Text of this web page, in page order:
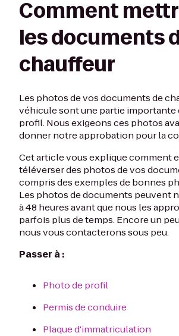
Comment
les documents
chauffeur
Les photos de vos documents de
véhicule sont une partie importante
profil. Nous exigeons ces photos
donner notre approbation pour la
Cet article vous explique comment
téléverser des photos de vos
compris des exemples de bonnes
Les photos de documents peuvent
à 48 heures avant que nous les
parfois plus de temps. Encore un
nous vous contacterons sous peu.
Passer à :
Photo de profil
Permis de conduire
Plaque d'immatriculation